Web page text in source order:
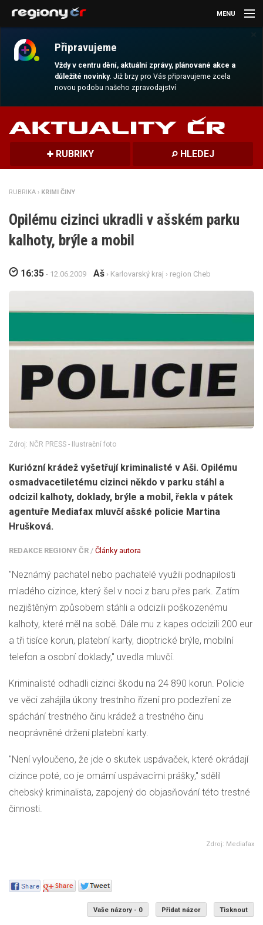
Připravujeme
Vždy v centru dění, aktuální zprávy, plánované akce a
důležité novinky.Již brzy pro Vás připravujeme zcela
novou podobu našeho zpravodajství
MENU
AKTUALITY
MAGAZÍN
DALŠÍ
REGION
RUBRIKY HLEDEJ
RUBRIKA › KRIMI ČINY
Opilému cizinci ukradli v ašském parku
kalhoty, brýle a mobil
16:35 - 12.06.2009 Aš › Karlovarský kraj › region Cheb
Zdroj: NČR PRESS - Ilustrační foto
Kuriózní krádež vyšetřují kriminalisté v Aši. Opilému
osmadvacetiletému cizinci někdo v parku stáhl a
odcizil kalhoty, doklady, brýle a mobil, řekla v pátek
agentuře Mediafax mluvčí ašské policie Martina
Hrušková.
REDAKCE REGIONY ČR / Články autora
"Neznámý pachatel nebo pachatelé využili podnapilosti
mladého cizince, který šel v noci z baru přes park. Zatím
nezjištěným způsobem stáhli a odcizili poškozenému
kalhoty, které měl na sobě. Dále mu z kapes odcizili 200 eur
a tři tisíce korun, platební karty, dioptrické brýle, mobilní
telefon a osobní doklady," uvedla mluvčí.
Kriminalisté odhadli cizinci škodu na 24 890 korun. Policie
ve věci zahájila úkony trestního řízení pro podezření ze
spáchání trestného činu krádež a trestného činu
neoprávněné držení platební karty.
"Není vyloučeno, že jde o skutek uspávaček, které okrádají
cizince poté, co je omámí uspávacími prášky," sdělil
chebský kriminalista, zapojený do objasňování této trestné
činnosti.
Zdroj: Mediafax
Vaše názory - 0 Přidat názor Tisknout